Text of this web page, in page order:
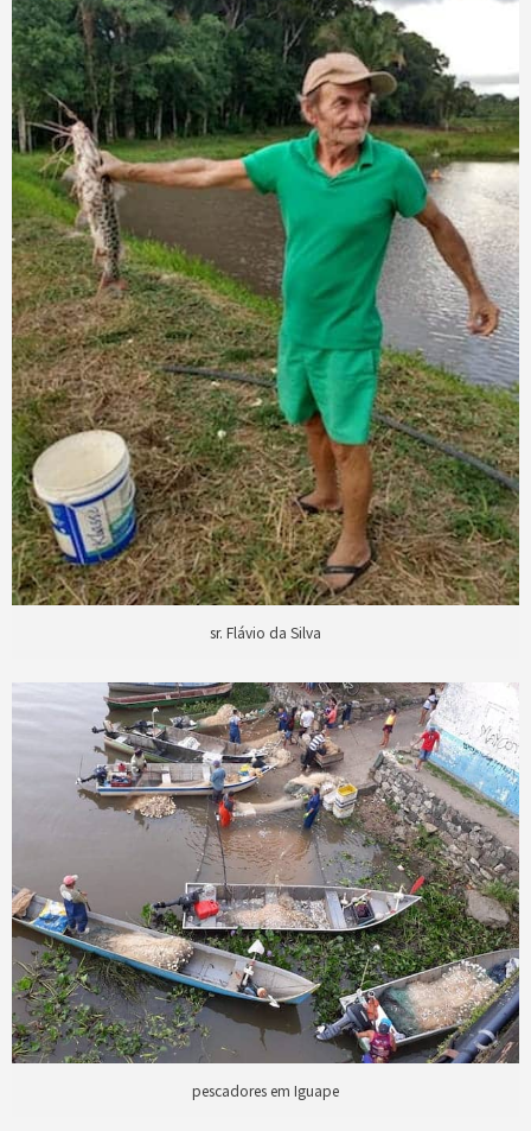
sr. Flávio da Silva
pescadores em Iguape